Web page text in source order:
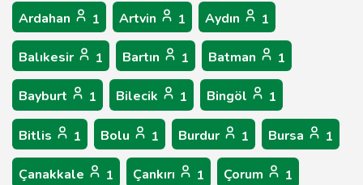
Ardahan 1 Artvin 1 Aydın 1
Balıkesir 1 Bartın 1 Batman 1
Bayburt 1 Bilecik 1 Bingöl 1
Bitlis 1 Bolu 1 Burdur 1 Bursa 1
Çanakkale 1 Çankırı 1 Çorum 1